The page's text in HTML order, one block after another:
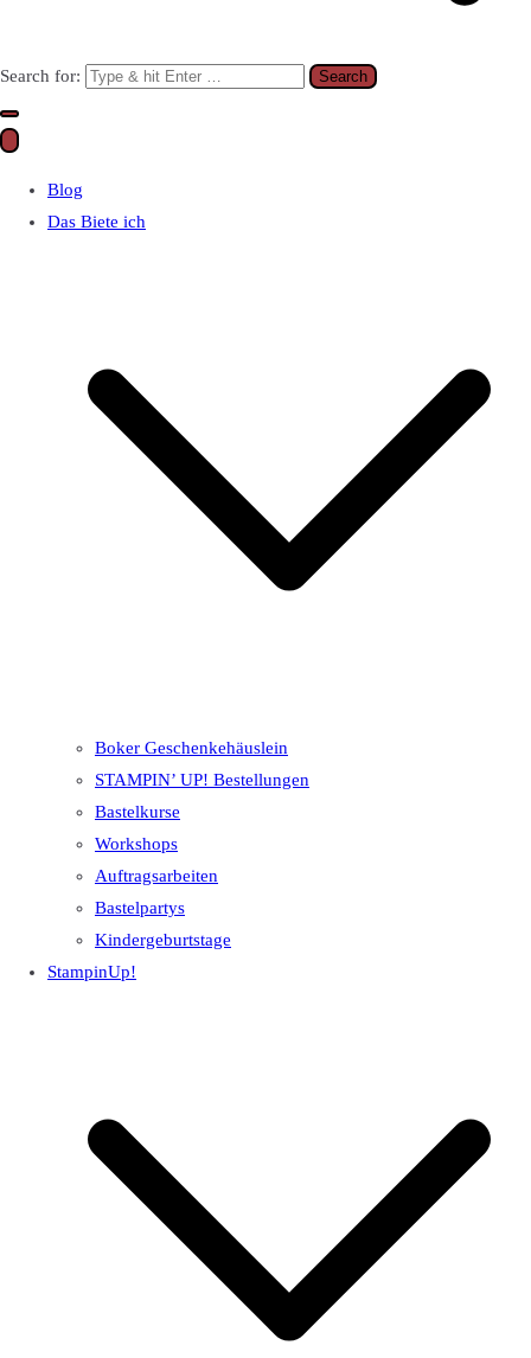
Search for:
Blog
Das Biete ich
Boker Geschenkehäuslein
STAMPIN’ UP! Bestellungen
Bastelkurse
Workshops
Auftragsarbeiten
Bastelpartys
Kindergeburtstage
StampinUp!